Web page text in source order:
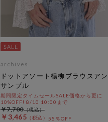
archives
ドットアソート楊柳ブラウスアン
サンブル
期間限定タイムセールSALE価格から更に
10%OFF! 8/10 10:00まで
￥3,465 55％OFF
￥7,700